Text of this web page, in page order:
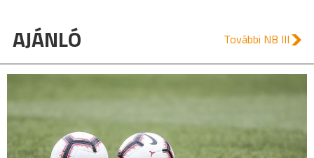
AJÁNLÓ További NB III